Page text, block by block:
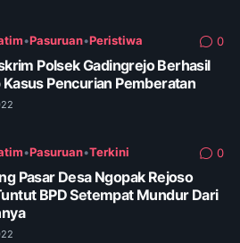
•Pasuruan•Peristiwa 0
Polsek Gadingrejo Berhasil
Kasus Pencurian Pemberatan
•Pasuruan•Terkini 0
Pasar Desa Ngopak Rejoso
BPD Setempat Mundur Dari